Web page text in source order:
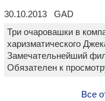
30.10.2013 GAD
Три очаровашки в
харизматического
Замечательнейший
Обязателен к
Все